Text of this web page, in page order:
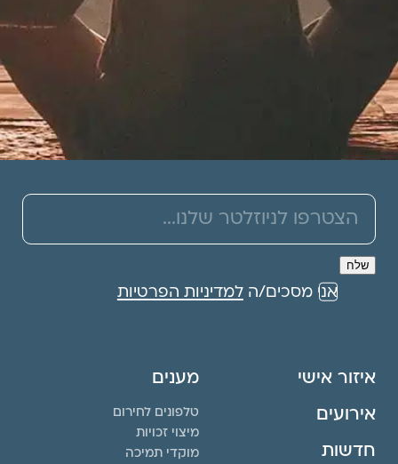
אני מסכים/הלמדיניות הפרטיות
איזור אישי
אירועים
חדשות
מענים
טלפונים לחירום
מיצוי זכויות
מוקדי תמיכה